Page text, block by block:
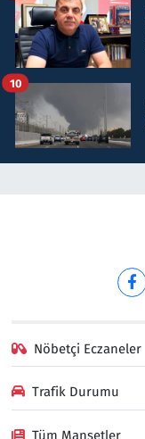
10
Nöbetçi Eczaneler
Trafik Durumu
Tüm Manşetler